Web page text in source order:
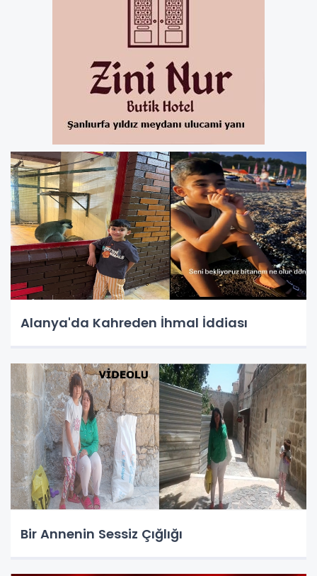
Alanya'da Kahreden İhmal İddiası
Bir Annenin Sessiz Çığlığı